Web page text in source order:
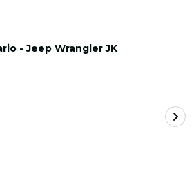
- Jeep Wrangler JK